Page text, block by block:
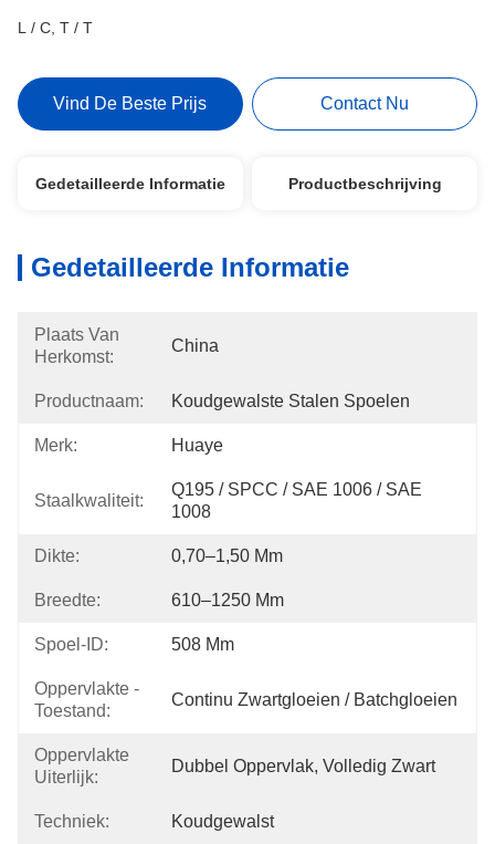
L / C, T / T
Vind De Beste Prijs Contact Nu
Gedetailleerde Informatie Productbeschrijving
Gedetailleerde Informatie
Plaats Van
Herkomst:
China
Productnaam: Koudgewalste Stalen Spoelen
Merk: Huaye
Staalkwaliteit:
Q195 / SPCC / SAE 1006 / SAE
1008
Dikte: 0,70–1,50 Mm
Breedte: 610–1250 Mm
Spoel-ID: 508 Mm
Oppervlakte -
Toestand:
Continu Zwartgloeien / Batchgloeien
Oppervlakte
Uiterlijk:
Dubbel Oppervlak, Volledig Zwart
Techniek: Koudgewalst